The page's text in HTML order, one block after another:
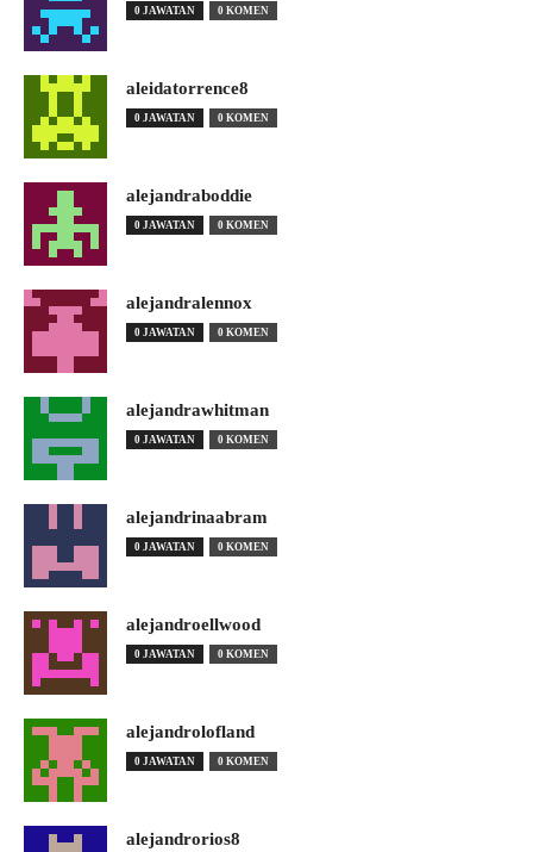
0 JAWATAN 0 KOMEN
aleidatorrence8
0 JAWATAN 0 KOMEN
alejandraboddie
0 JAWATAN 0 KOMEN
alejandralennox
0 JAWATAN 0 KOMEN
alejandrawhitman
0 JAWATAN 0 KOMEN
alejandrinaabram
0 JAWATAN 0 KOMEN
alejandroellwood
0 JAWATAN 0 KOMEN
alejandrolofland
0 JAWATAN 0 KOMEN
alejandrorios8